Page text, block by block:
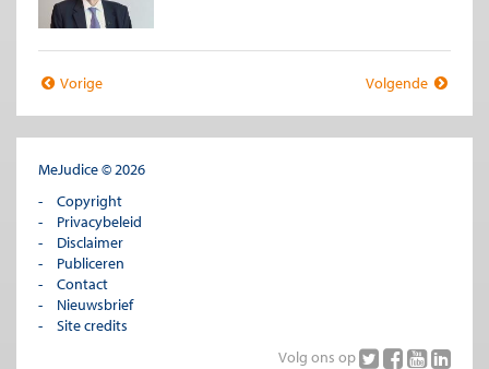
Vorige Volgende
MeJudice © 2026
Copyright
Privacybeleid
Disclaimer
Publiceren
Contact
Nieuwsbrief
Site credits
Volg ons op